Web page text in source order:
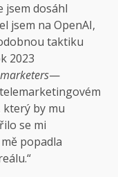
jsem dosáhl
jsem na OpenAI,
taktiku
2023
—
by mu
se mi
popadla